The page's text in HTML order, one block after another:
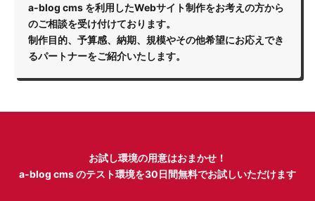
a-blog cms を利用したWebサイト制作をお考えの方から
のご相談を受け付けております。
制作目的、予算感、納期、規模やその他希望にお応えでき
るパートナーをご紹介いたします。
お試し環境の用意はおまかせ！
a-blog cms のテスト環境を30日間無料でお試しいただけます